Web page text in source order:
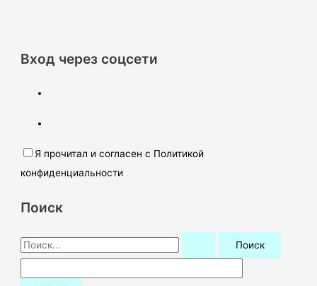
Вход через соцсети
Я прочитал и согласен с Политикой
конфиденциальности
Поиск
П
о
и